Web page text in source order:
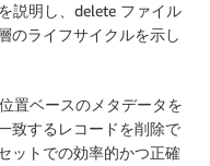
説明し、delete ファイル
のライフサイクルを示し
置ベースのメタデータを
致するレコードを削除で
ットでの効率的かつ正確